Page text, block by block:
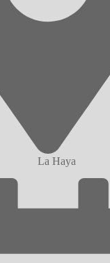
La Haya